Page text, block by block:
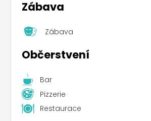
Zábava
Zábava
Občerstvení
Bar
Pizzerie
Restaurace